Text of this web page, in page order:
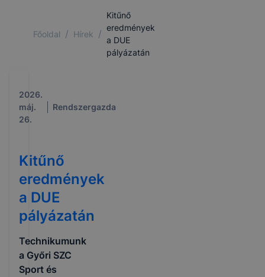
Főoldal / Hírek /
Kitűnő
eredmények
a DUE
pályázatán
2026.
máj.
26.
Rendszergazda
Kitűnő
eredmények
a DUE
pályázatán
Technikumunk
a Győri SZC
Sport és